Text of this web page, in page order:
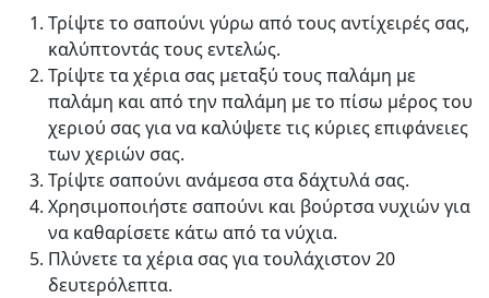
Τρίψτε το σαπούνι γύρω από τους αντίχειρές σας,
καλύπτοντάς τους εντελώς.
Τρίψτε τα χέρια σας μεταξύ τους παλάμη με
παλάμη και από την παλάμη με το πίσω μέρος του
χεριού σας για να καλύψετε τις κύριες επιφάνειες
των χεριών σας.
Τρίψτε σαπούνι ανάμεσα στα δάχτυλά σας.
Χρησιμοποιήστε σαπούνι και βούρτσα νυχιών για
να καθαρίσετε κάτω από τα νύχια.
Πλύνετε τα χέρια σας για τουλάχιστον 20
δευτερόλεπτα.